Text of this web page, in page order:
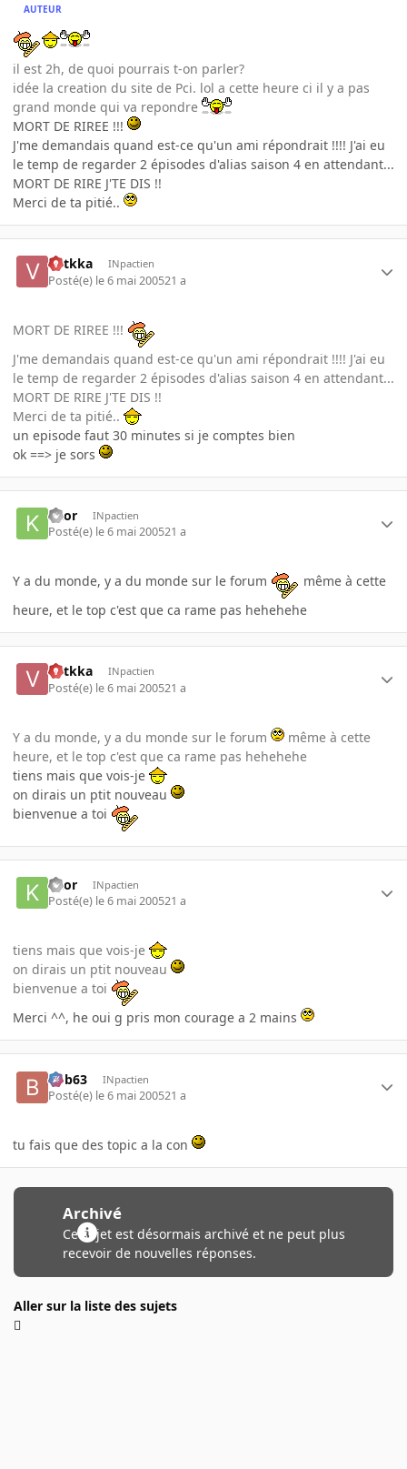
AUTEUR
il est 2h, de quoi pourrais t-on parler?
idée la creation du site de Pci. lol a cette heure ci il y a pas
grand monde qui va repondre
MORT DE RIREE !!!
J'me demandais quand est-ce qu'un ami répondrait !!!! J'ai eu
le temp de regarder 2 épisodes d'alias saison 4 en attendant...
MORT DE RIRE J'TE DIS !!
Merci de ta pitié..
votkka INpactien
Posté(e) le 6 mai 200521 a
MORT DE RIREE !!!
J'me demandais quand est-ce qu'un ami répondrait !!!! J'ai eu
le temp de regarder 2 épisodes d'alias saison 4 en attendant...
MORT DE RIRE J'TE DIS !!
Merci de ta pitié..
un episode faut 30 minutes si je comptes bien
ok ==> je sors
kaor INpactien
Posté(e) le 6 mai 200521 a
Y a du monde, y a du monde sur le forum
même à cette
heure, et le top c'est que ca rame pas hehehehe
votkka INpactien
Posté(e) le 6 mai 200521 a
Y a du monde, y a du monde sur le forum
même à cette
heure, et le top c'est que ca rame pas hehehehe
tiens mais que vois-je
on dirais un ptit nouveau
bienvenue a toi
kaor INpactien
Posté(e) le 6 mai 200521 a
tiens mais que vois-je
on dirais un ptit nouveau
bienvenue a toi
Merci ^^, he oui g pris mon courage a 2 mains
bob63 INpactien
Posté(e) le 6 mai 200521 a
tu fais que des topic a la con
Archivé
Ce sujet est désormais archivé et ne peut plus
recevoir de nouvelles réponses.
Aller sur la liste des sujets